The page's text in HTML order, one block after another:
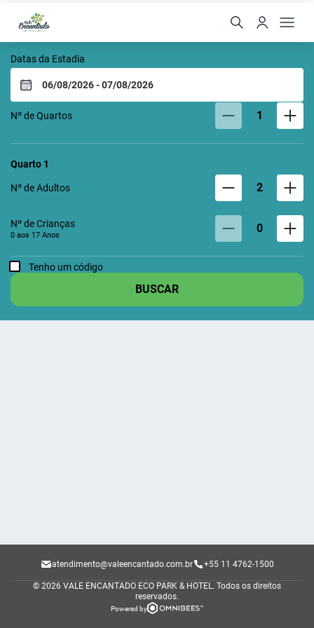
VALE ENCANTADO
Datas da Estadia
Nº de Quartos 1
Quarto 1
Nº de Adultos 2
Nº de Crianças
0 aos 17 Anos 0
Tenho um código
BUSCAR
atendimento@valeencantado.com.br +55 11 4762-1500
© 2026 VALE ENCANTADO ECO PARK & HOTEL. Todos os direitos
reservados.
Powered by